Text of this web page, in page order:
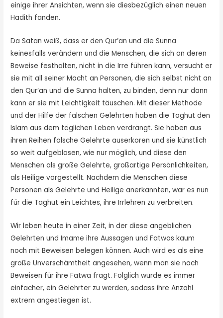
einige ihrer Ansichten, wenn sie diesbezüglich einen neuen
Hadith fanden.
Da Satan weiß, dass er den Qur’an und die Sunna
keinesfalls verändern und die Menschen, die sich an deren
Beweise festhalten, nicht in die Irre führen kann, versucht er
sie mit all seiner Macht an Personen, die sich selbst nicht an
den Qur’an und die Sunna halten, zu binden, denn nur dann
kann er sie mit Leichtigkeit täuschen. Mit dieser Methode
und der Hilfe der falschen Gelehrten haben die Taghut den
Islam aus dem täglichen Leben verdrängt. Sie haben aus
ihren Reihen falsche Gelehrte auserko­ren und sie künstlich
so weit aufgeblasen, wie nur möglich, und diese den
Menschen als große Gelehrte, großartige Persönlich­keiten,
als Heilige vorgestellt. Nachdem die Menschen diese
Personen als Gelehrte und Heilige anerkannten, war es nun
für die Taghut ein Leichtes, ihre Irrlehren zu verbreiten.
Wir leben heute in einer Zeit, in der diese angeblichen
Gelehrten und Imame ihre Aussagen und Fatwas kaum
noch mit Beweisen belegen können. Auch wird es als eine
große Unverschämtheit angesehen, wenn man sie nach
Beweisen für ihre Fatwa fragt. Folglich wurde es immer
einfacher, ein Gelehrter zu werden, sodass ihre Anzahl
extrem angestiegen ist.